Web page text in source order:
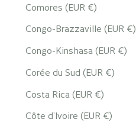
Comores (EUR €)
Congo-Brazzaville (EUR €)
Congo-Kinshasa (EUR €)
Corée du Sud (EUR €)
Costa Rica (EUR €)
Côte d’Ivoire (EUR €)